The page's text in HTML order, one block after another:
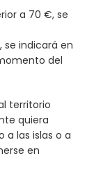
a 70 €, se
se indicará en
del
territorio
quiera
a las islas o a
en